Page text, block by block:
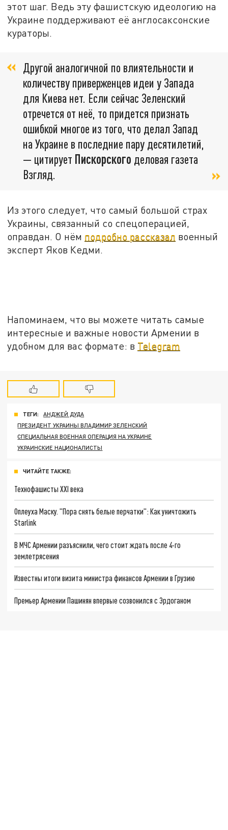
этот шаг. Ведь эту фашистскую идеологию на
Украине поддерживают её англосаксонские
кураторы.
Другой аналогичной по влиятельности и
количеству приверженцев идеи у Запада
для Киева нет. Если сейчас Зеленский
отречется от неё, то придется признать
ошибкой многое из того, что делал Запад
на Украине в последние пару десятилетий,
— цитирует Пискорского деловая газета
Взгляд.
Из этого следует, что самый большой страх
Украины, связанный со спецоперацией,
оправдан. О нём подробно рассказал военный
эксперт Яков Кедми.
Напоминаем, что вы можете читать самые
интересные и важные новости Армении в
удобном для вас формате: в Telegram
ТЕГИ:
АНДЖЕЙ ДУДА
ПРЕЗИДЕНТ УКРАИНЫ ВЛАДИМИР ЗЕЛЕНСКИЙ
СПЕЦИАЛЬНАЯ ВОЕННАЯ ОПЕРАЦИЯ НА УКРАИНЕ
УКРАИНСКИЕ НАЦИОНАЛИСТЫ
ЧИТАЙТЕ ТАКЖЕ:
Технофашисты XXI века
Оплеуха Маску. "Пора снять белые перчатки": Как уничтожить
Starlink
В МЧС Армении разъяснили, чего стоит ждать после 4-го
землетрясения
Известны итоги визита министра финансов Армении в Грузию
Премьер Армении Пашинян впервые созвонился с Эрдоганом